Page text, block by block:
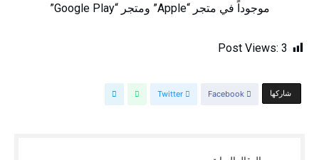
موجوداً في متجر “Apple” ومتجر “Google Play”
Post Views: 3
‫‫ شاركها‬ Facebook
Twitter